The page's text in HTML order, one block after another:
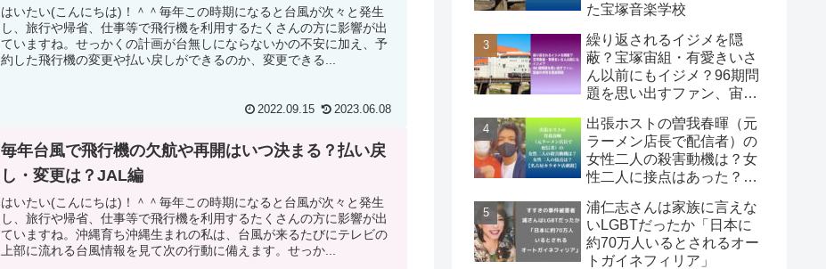
はいたい(こんにちは)！＾＾毎年この時期になると台風が次々と発生
し、旅行や帰省、仕事等で飛行機を利用するたくさんの方に影響が出
ていますね。せっかくの計画が台無しにならないかの不安に加え、予
約した飛行機の変更や払い戻しができるのか、変更できる...
2022.09.15 2023.06.08
毎年台風で飛行機の欠航や再開はいつ決まる？払い戻
し・変更は？JAL編
はいたい(こんにちは)！＾＾毎年この時期になると台風が次々と発生
し、旅行や帰省、仕事等で飛行機を利用するたくさんの方に影響が出
ていますね。沖縄育ち沖縄生まれの私は、台風が来るたびにテレビの
上部に流れる台風情報を見て次の行動に備えます。せっか...
た宝塚音楽学校
繰り返されるイジメを隠
蔽？宝塚宙組・有愛きいさ
ん以前にもイジメ？96期問
題を思い出すファン、宙組
出張ホストの曽我春暉（元
ラーメン店長で配信者）の
女性二人の殺害動機は？女
性二人に接点はあった？
浦仁志さんは家族に言えな
いLGBTだったか「日本に
約70万人いるとされるオー
トガイネフィリア」